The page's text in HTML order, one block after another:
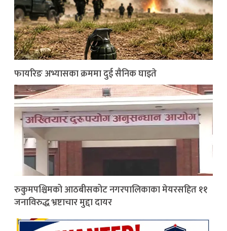
फायरिङ अभ्यासका क्रममा दुई सैनिक घाइते
रुकुमपश्चिमको आठबीसकोट नगरपालिकाका मेयरसहित ११
जनाविरुद्ध भ्रष्टाचार मुद्दा दायर